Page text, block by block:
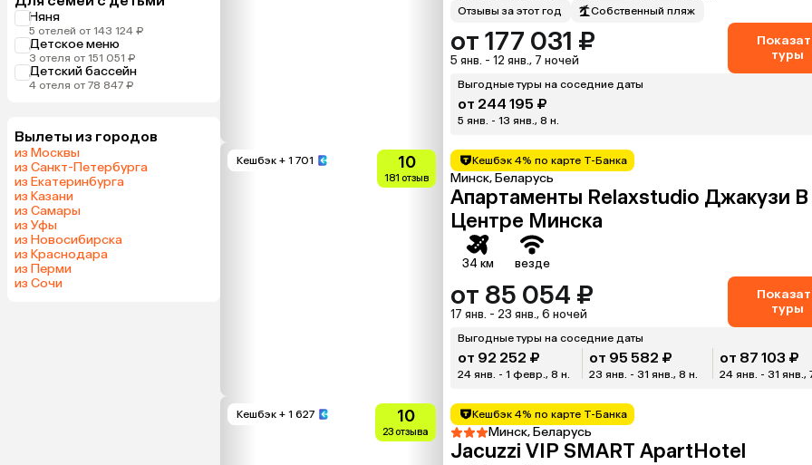
Няня
5 отелей от 143 124 ₽
Детское меню
3 отеля от 151 051 ₽
Детский бассейн
4 отеля от 78 847 ₽
Вылеты из городов
из Москвы
из Санкт-Петербурга
из Екатеринбурга
из Казани
из Самары
из Уфы
из Новосибирска
из Краснодара
из Перми
из Сочи
Отзывы за этот год Собственный пляж
от 177 031 ₽
5 янв. - 12 янв., 7 ночей
туры
Выгодные туры на соседние даты
от 244 195 ₽
5 янв. - 13 янв., 8 н.
Кешбэк + 1 701 10
181 отзыв
Кешбэк 4% по карте Т-Банка
Минск, Беларусь
Апартаменты Relaxstudio Джакузи В
Центре Минска
34 км везде
от 85 054 ₽
17 янв. - 23 янв., 6 ночей
туры
Выгодные туры на соседние даты
от 92 252 ₽
24 янв. - 1 февр., 8 н.
от 95 582 ₽
23 янв. - 31 янв., 8 н.
от 87 103 ₽
24 янв. - 31 янв.,
Кешбэк + 1 627 10
23 отзыва
Кешбэк 4% по карте Т-Банка
Минск, Беларусь
Jacuzzi VIP SMART ApartHotel